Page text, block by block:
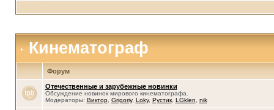
Кинематограф
Форум
Отечественные и зарубежные новинки
Обсуждение новинок мирового кинематографа.
Модераторы: Виктор, Grigoriy, Loky, Рустик, LGklen nik